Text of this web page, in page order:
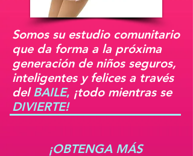
Somos su estudio comunitario
que da forma a la próxima
generación de niños seguros,
inteligentes y felices a través
del BAILE, ¡todo mientras se
DIVIERTE!
¡OBTENGA MÁS